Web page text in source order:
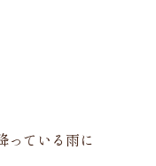
っている雨に